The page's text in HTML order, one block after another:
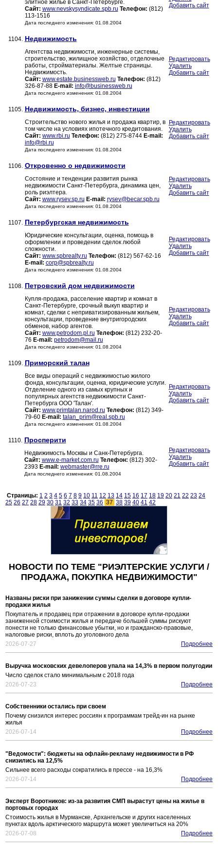
элитное жилье в Санкт-Петербурге.
Сайт: www.nevskysyndicate.spb.ru Телефон: (812)
113-1516
Дата последнего изменения: 01.08.2004
Добавить сайт
1104. Недвижимость
Агентства недвижимости, инженерные системы,
строительство, жилищное хозяйство, отделочные
работы, стройматериалы. Желтые страницы.
Недвижимость.
Сайт: www.estate.businessweb.ru Телефон: (812)
326-87-88 E-mail: info@businessweb.ru
Дата последнего изменения: 01.08.2004
Редактировать
Удалить
Добавить сайт
1105. Недвижимость, бизнес, инвестиции
Строительство нового жилья и продажа квартир, в
том числе на условиях ипотечного кредитования.
Сайт: www.rbi.ru Телефон: (812) 275-8744 E-mail:
info@rbi.ru
Дата последнего изменения: 01.08.2004
Редактировать
Удалить
Добавить сайт
1106. Откровенно о недвижимости
Состояние и тенденции развития рынка
недвижимости Санкт-Петербурга, динамика цен,
роль риэлтера.
Сайт: www.rysev.sp.ru E-mail: rysev@becar.spb.ru
Дата последнего изменения: 01.08.2004
Редактировать
Удалить
Добавить сайт
1107. Петербургская недвижимость
Юридические консультации, оценка, помощь в
оформлении и проведении сделок любой
сложности.
Сайт: www.spbrealty.ru Телефон: (812) 567-62-16
E-mail: corp@spbrealty.ru
Дата последнего изменения: 01.08.2004
Редактировать
Удалить
Добавить сайт
1108. Петровский дом недвижимости
Купля-продажа, расселение квартир и комнат в
Санкт-Петербурге, срочный выкуп квартир и
комнат, сделки с неприватизированным жильем,
консультации, проведение внутригородских
обменов, набор агентов.
Сайт: www.petrodom.pl.ru Телефон: (812) 232-20-
76 E-mail: petrodom@mail.ru
Дата последнего изменения: 01.08.2004
Редактировать
Удалить
Добавить сайт
1109. Приморский талан
Все виды операций с недвижимостью жилого
фонда, консультации, оценка, юридические услуги.
Отделение одного из самых крупных и
популярных агентств недвижимости Санкт-
Петербурга ООО 'Талан'.
Сайт: www.primtalan.narod.ru Телефон: (812) 349-
79-60 E-mail: talan_prim@real.spb.ru
Дата последнего изменения: 01.08.2004
Редактировать
Удалить
Добавить сайт
1110. Просперити
Недвижимость Москвы и Санк-Петербурга.
Сайт: www.e-market.com.ru Телефон: (812) 302-
2393 E-mail: webmaster@rre.ru
Дата последнего изменения: 01.08.2004
Редактировать
Удалить
Добавить сайт
Страницы: 1 2 3 4 5 6 7 8 9 10 11 12 13 14 15 16 17 18 19 20 21 22 23 24
25 26 27 28 29 30 31 32 33 34 35 36 37 38 39 40 41 42
НОВОСТИ ПО ТЕМЕ "РИЭЛТЕРСКИЕ УСЛУГИ /
ПРОДАЖА, ПОКУПКА НЕДВИЖИМОСТИ"
Названы риски при занижении суммы сделки в договоре купли-
продажи жилья
Покупатель и продавец при отражении в договоре купли-продажи
заниженной стоимости жилья и передаче большей суммы рискуют
понести не только финансовые убытки, но и гражданско-правовые,
налоговые риски, вплоть до уголовного дела
2026-07-27
Подробнее
Выручка московских девелоперов упала на 14,3% в первом полугодии
Число сделок стало минимальным с 2018 года
2026-07-23
Подробнее
Собственники остались при своем
Почему снизился интерес россиян к программам трейд-ин на рынке
жилья
2026-07-14
Подробнее
"Ведомости": бюджеты на офлайн-рекламу недвижимости в РФ
снизились на 12,5%
Сильнее всего расходы сократились в прессе - на 16,3%
2026-07-14
Подробнее
Эксперт Воротников: из-за развития СМП вырастут цены на жилье в
портовых городах
Стоимость жилья в Мурманске, Архангельске и других населенных
пунктах вдоль арктического маршрута может увеличиться на 20%
2026-07-08
Подробнее